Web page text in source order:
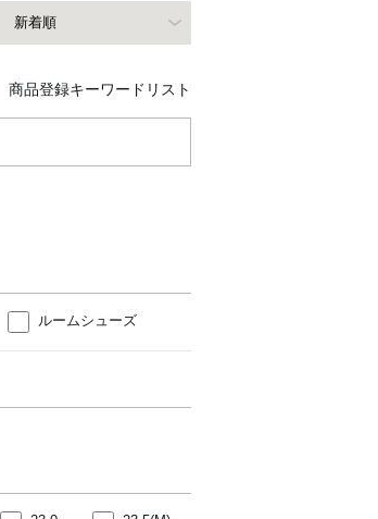
商品登録キーワードリスト
ルームシューズ